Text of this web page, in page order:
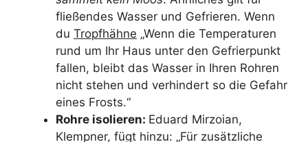
fließendes Wasser und Gefrieren. Wenn
du Tropfhähne „Wenn die Temperaturen
rund um Ihr Haus unter den Gefrierpunkt
fallen, bleibt das Wasser in Ihren Rohren
nicht stehen und verhindert so die Gefahr
eines Frosts.“
Rohre isolieren: Eduard Mirzoian,
Klempner, fügt hinzu: „Für zusätzliche